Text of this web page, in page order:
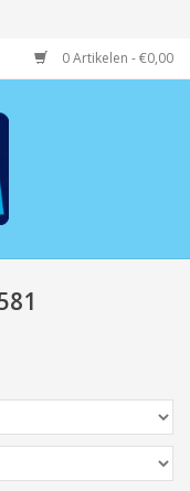
0 Artikelen - €0,00